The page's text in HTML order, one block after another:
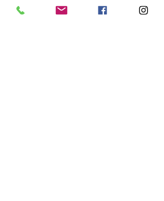
palabra. A través de la oración que se